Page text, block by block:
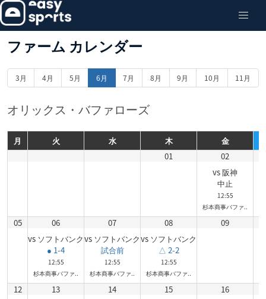
ファーム カレンダー
3月 4月 5月 6月 7月 8月 9月 10月 11月
オリックス・バファローズ
月 火 水 木
金
01
02
vs 阪神
中止
12:55
杉本商事バファ..
05
06
vs ソフトバンク
● 1-4
12:55
杉本商事バファ..
07
vs ソフトバンク
試合前
12:55
杉本商事バファ..
08
vs ソフトバンク
△ 2-2
12:55
杉本商事バファ..
09
12 13 14 15
16